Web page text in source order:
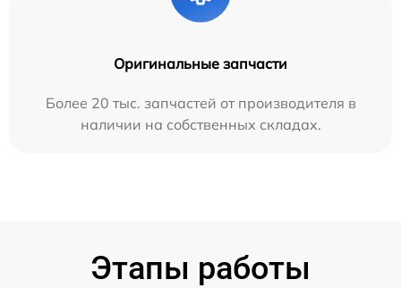
Оригинальные запчасти
Более 20 тыс. запчастей от производителя в
наличии на собственных складах.
Этапы работы